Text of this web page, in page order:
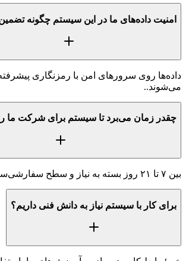
امنیت داده‌های ما در این سیستم چگونه
داده‌ها روی سرورهای امن با رمزنگاری
می‌شوند..
چقدر زمان می‌برد تا سیستم برای شرکت ما
بین ۷ تا ۲۱ روز بسته به نیاز و سطح سفارشی‌سازی.
برای کار با سیستم نیاز به دانش فنی داریم؟